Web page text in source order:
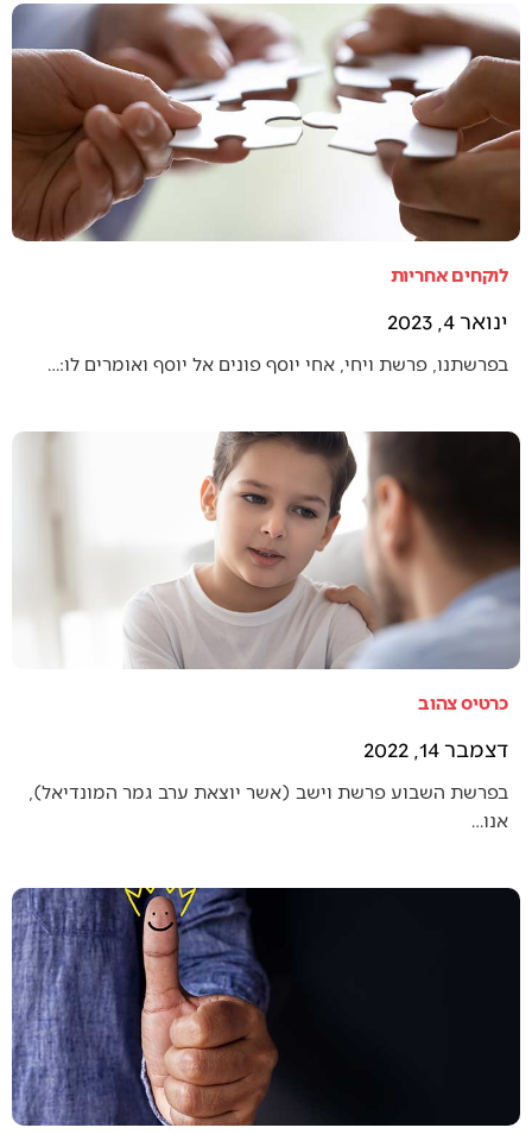
לוקחים אחריות
ינואר 4, 2023
בפרשתנו, פרשת ויחי, אחי יוסף פונים אל יוסף ואומרים לו:…
כרטיס צהוב
דצמבר 14, 2022
בפרשת השבוע פרשת וישב (אשר יוצאת ערב גמר המונדיאל),
אנו…